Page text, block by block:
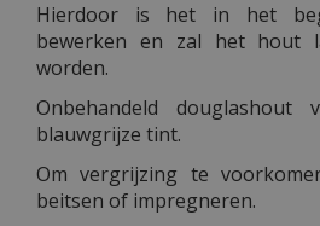
Hierdoor is het in het
bewerken en zal het hout
worden.
Onbehandeld douglashout
blauwgrijze tint.
Om vergrijzing te
beitsen of impregneren.